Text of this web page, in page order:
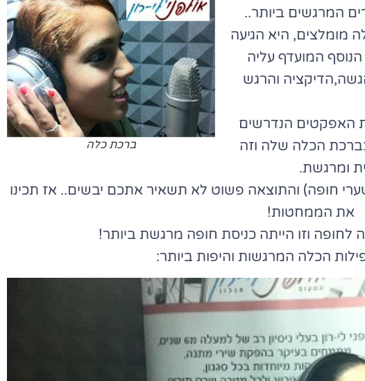
ברכת כלה
המרגשים ביותר..
מומלצים, היא הגיעה
המועדף עליה
והרגש
האפקטים הנדרשים
הכלה שלה וזה
ומרגשת.
חופה) והתוצאה פשוט לא תשאיר אתכם יבשים.. אז תכינו
את הממחטות!
וזו הייתה כניסת חופה מרגשת ביותר!
הכלה המרגשות והיפות ביותר: